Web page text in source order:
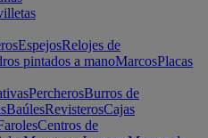
EspejosRelojes de
pintados a manoMarcosPlacas
PercherosBurros de
BaúlesRevisterosCajas
Centros de